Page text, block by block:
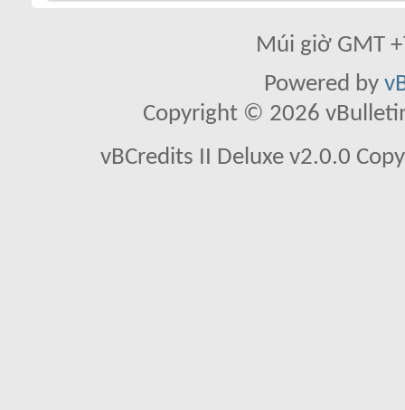
Múi giờ GMT
Powered by
Copyright © 2026
vBCredits II Deluxe v2.0.0